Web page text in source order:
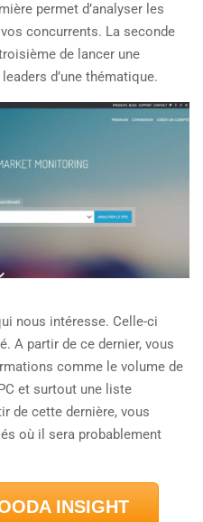
permet d’analyser les
concurrents. La seconde
de lancer une
d’une thématique.
nous intéresse. Celle-ci
A partir de ce dernier, vous
comme le volume de
et surtout une liste
de cette dernière, vous
où il sera probablement
INSIGHT